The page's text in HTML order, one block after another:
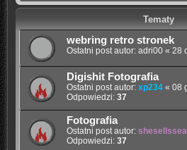
Tematy
webring retro stronek
Ostatni post autor: adri00« 28
Digishit Fotografia
Ostatni post autor: xp234« 08
Odpowiedzi: 37
Fotografia
Ostatni post autor:
Odpowiedzi: 37